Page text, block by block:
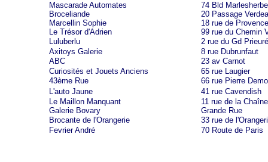
Mascarade Automates
74 Bld
Broceliande
20 Passage
Marcellin Sophie
18 rue de Provence
Le Trésor d'Adrien
99 rue du Chemin
Luluberlu
2 rue du Gd Prieuré
Axitoys Galerie
8 rue Dubrunfaut
ABC
23 av Carnot
Curiosités et Jouets Anciens
65 rue Laugier
43ème Rue
66 rue Pierre
L'auto Jaune
41 rue Cavendish
Le Maillon Manquant
11 rue de la Chaîne
Galerie Bovary
Grande Rue
Brocante de l'Orangerie
33 rue de
Fevrier André
70 Route de Paris